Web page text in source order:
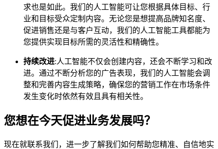
求也是如此。我们的人工智能可让您根据具体目标、行
业和目标受众定制内容。无论您是想提高品牌知名度、
促进销售还是与客户互动，我们的人工智能工具都能为
您提供实现目标所需的灵活性和精确性。
持续改进:人工智能不仅会创建内容，还会不断学习和改
进。通过不断分析您的广告表现，我们的人工智能会调
整和完善内容生成策略，确保您的营销工作在市场条件
发生变化时依然有效且具有相关性。
您想在今天促进业务发展吗？
现在就联系我们，进一步了解我们如何帮助您精准、自信地实